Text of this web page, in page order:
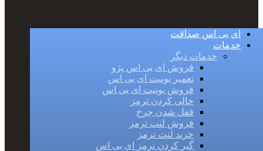
ای بی اس صداقت
خدمات
خدمات دیگر
فروش ای بی اس پژو
تعمیر یونیت ای بی اس
فروش یونیت ای بی اس
خالی کردن ترمز
قفل شدن چرخ
فروش لنت ترمز
خرید لنت ترمز
گیر کردن ترمز ای بی اس